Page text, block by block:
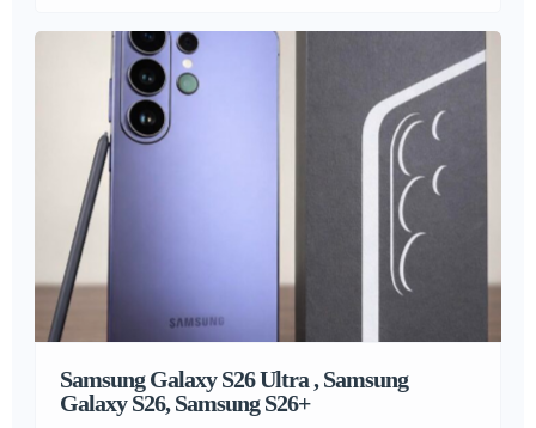
Nord Electro 6D , Nord […]
Samsung Galaxy S26 Ultra , Samsung
Galaxy S26, Samsung S26+